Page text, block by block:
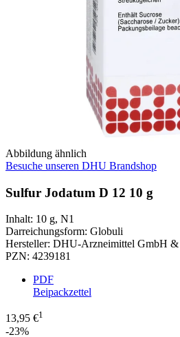
Abbildung ähnlich
Besuche unseren DHU Brandshop
Sulfur Jodatum D 12 10 g
Inhalt: 10 g, N1
Darreichungsform: Globuli
Hersteller: DHU-Arzneimittel GmbH
PZN: 4239181
PDF
Beipackzettel
13,95 €1
-23%